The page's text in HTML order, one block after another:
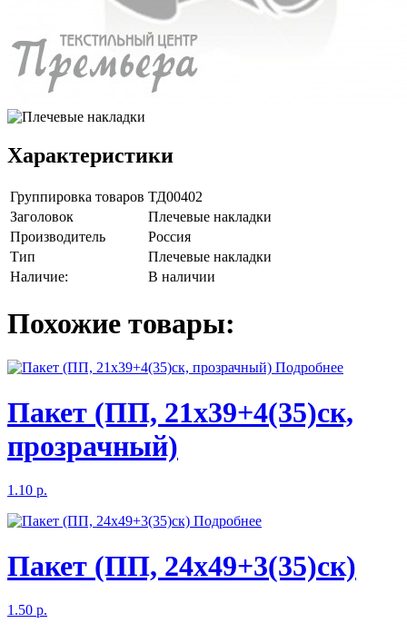
Характеристики
Группировка товаров ТД00402
Заголовок
Плечевые накладки
Производитель
Россия
Тип
Плечевые накладки
Наличие:
В наличии
Похожие товары:
Подробнее
Пакет (ПП, 21х39+4(35)ск,
прозрачный)
1.10 р.
Подробнее
Пакет (ПП, 24х49+3(35)ск)
1.50 р.